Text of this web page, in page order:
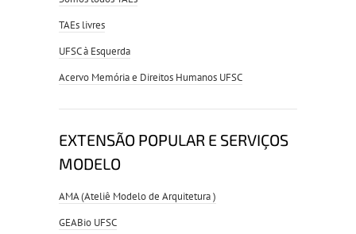
TAEs livres
UFSC à Esquerda
Acervo Memória e Direitos Humanos UFSC
EXTENSÃO POPULAR E SERVIÇOS
MODELO
AMA (Ateliê Modelo de Arquitetura )
GEABio UFSC